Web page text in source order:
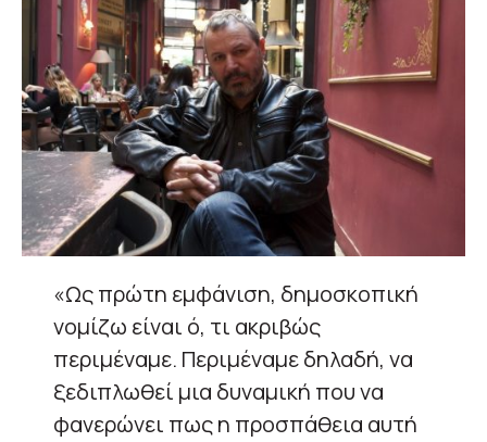
«Ως πρώτη εμφάνιση, δημοσκοπική
νομίζω είναι ό, τι ακριβώς
περιμέναμε. Περιμέναμε δηλαδή, να
ξεδιπλωθεί μια δυναμική που να
φανερώνει πως η προσπάθεια αυτή